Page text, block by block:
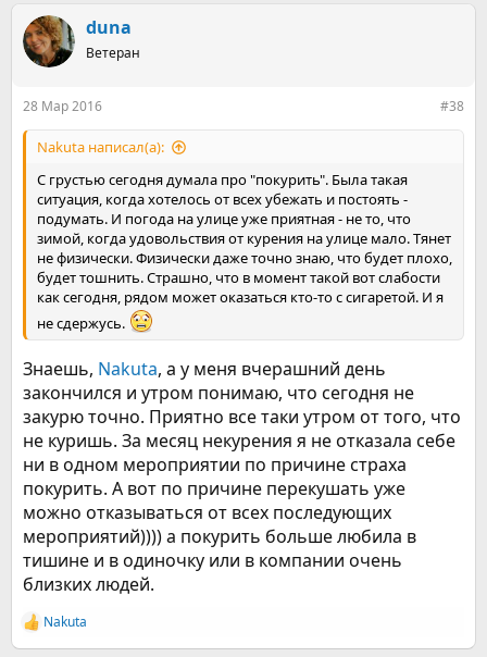
к
ц
и
duna
Ветеран
28 Мар 2016 #38
Nakuta написал(а):
С грустью сегодня думала про "покурить". Была такая
ситуация, когда хотелось от всех убежать и постоять -
подумать. И погода на улице уже приятная - не то, что
зимой, когда удовольствия от курения на улице мало. Тянет
не физически. Физически даже точно знаю, что будет плохо,
будет тошнить. Страшно, что в момент такой вот слабости
как сегодня, рядом может оказаться кто-то с сигаретой. И я
не сдержусь.
Знаешь, Nakuta, а у меня вчерашний день
закончился и утром понимаю, что сегодня не
закурю точно. Приятно все таки утром от того, что
не куришь. За месяц некурения я не отказала себе
ни в одном мероприятии по причине страха
покурить. А вот по причине перекушать уже
можно отказываться от всех последующих
мероприятий)))) а покурить больше любила в
тишине и в одиночку или в компании очень
близких людей.
Р
е
Nakuta